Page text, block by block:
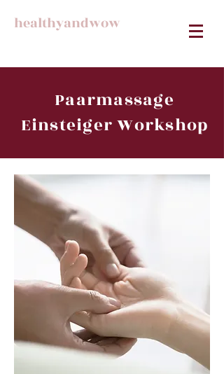
healthyandwow
Paarmassage
Einsteiger Workshop